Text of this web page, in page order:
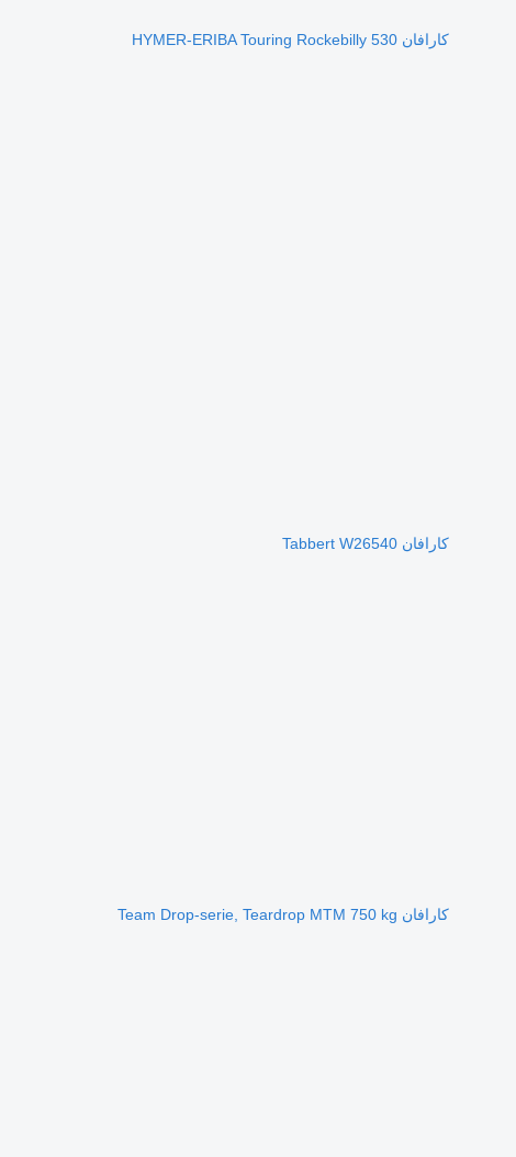
كارافان HYMER-ERIBA Touring Rockebilly 530
كارافان Tabbert W26540
كارافان Team Drop-serie, Teardrop MTM 750 kg